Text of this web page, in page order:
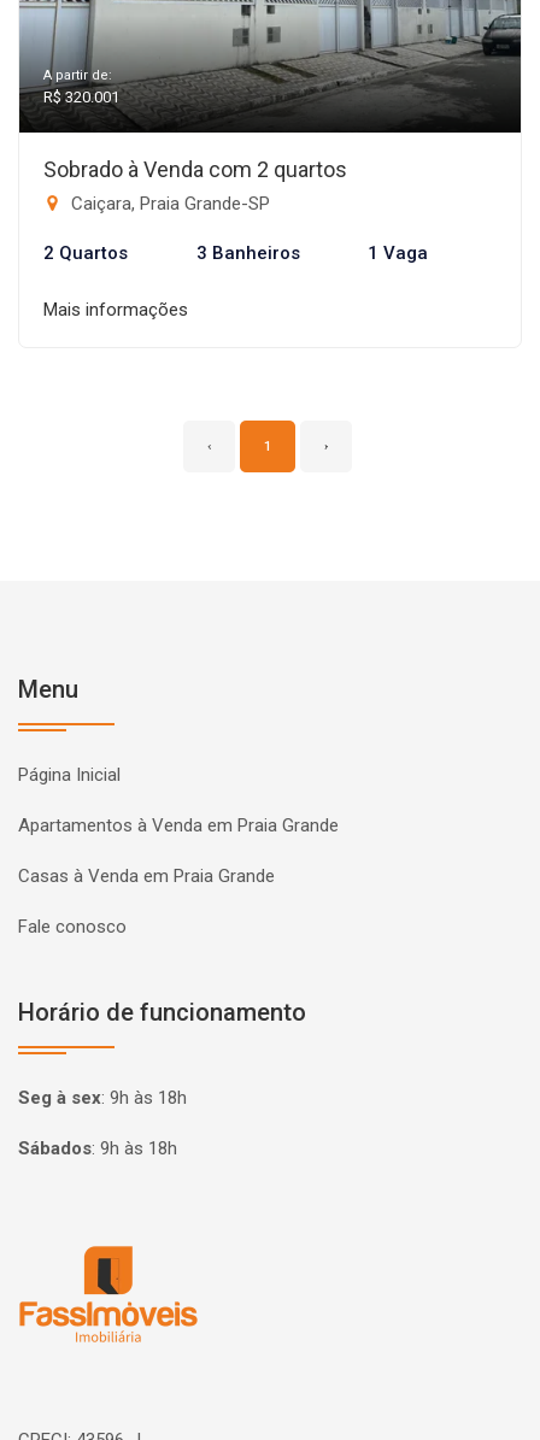
A partir de:
R$ 320.001
Sobrado à Venda com 2 quartos
Caiçara, Praia Grande-SP
2 Quartos 3 Banheiros 1 Vaga
Mais informações
‹ 1 ›
Menu
Página Inicial
Apartamentos à Venda em Praia Grande
Casas à Venda em Praia Grande
Fale conosco
Horário de funcionamento
Seg à sex: 9h às 18h
Sábados: 9h às 18h